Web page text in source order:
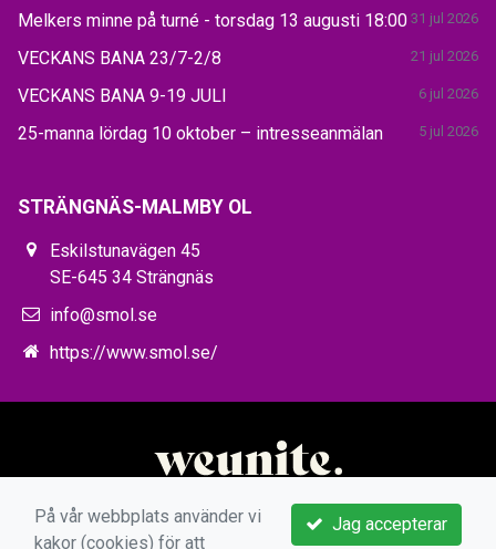
Melkers minne på turné - torsdag 13 augusti 18:00 31 jul 2026
VECKANS BANA 23/7-2/8 21 jul 2026
VECKANS BANA 9-19 JULI 6 jul 2026
25-manna lördag 10 oktober – intresseanmälan 5 jul 2026
STRÄNGNÄS-MALMBY OL
Eskilstunavägen 45
SE-645 34 Strängnäs
info@smol.se
https://www.smol.se/
Jag accepterar
På vår webbplats använder vi
kakor (cookies) för att